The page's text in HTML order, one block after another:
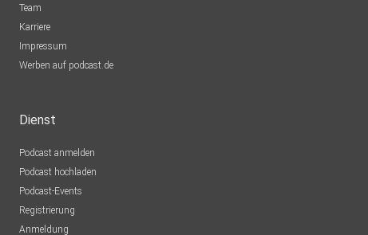
Team
Karriere
Impressum
Werben auf podcast.de
Dienst
Podcast anmelden
Podcast hochladen
Podcast-Events
Registrierung
Anmeldung